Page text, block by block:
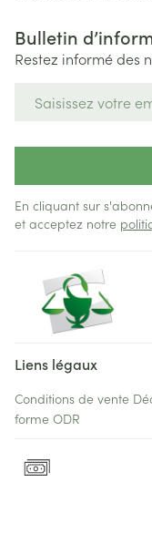
Bulletin
Restez informé des
En cliquant sur
et acceptez notre
Liens légaux
Conditions de vente
forme ODR